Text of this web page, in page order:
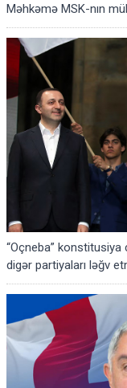
Məhkəmə MSK-nın
“Oçneba”
digər partiyaları ləğv